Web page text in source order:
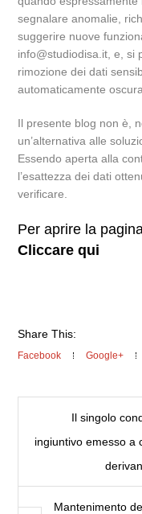
segnalare anomalie,
suggerire nuove
info@studiodisa.it, e, si
rimozione dei dati
automaticamente
Il presente blog non è,
un’alternativa alle
Essendo aperta alla
l’esattezza dei dati
verificare.
Per aprire la
Cliccare qui
Share This:
Facebook Google+
Il singolo
ingiuntivo emesso a
Mantenimento